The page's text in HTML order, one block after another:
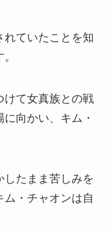
れていたことを知
けて女真族との戦
向かい、キム・
たまま苦しみを
・チャオンは自